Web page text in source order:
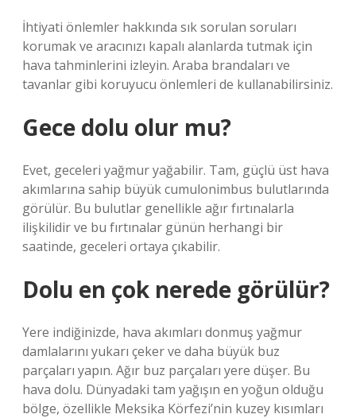
İhtiyati önlemler hakkında sık sorulan soruları
korumak ve aracınızı kapalı alanlarda tutmak için
hava tahminlerini izleyin. Araba brandaları ve
tavanlar gibi koruyucu önlemleri de kullanabilirsiniz.
Gece dolu olur mu?
Evet, geceleri yağmur yağabilir. Tam, güçlü üst hava
akımlarına sahip büyük cumulonimbus bulutlarında
görülür. Bu bulutlar genellikle ağır fırtınalarla
ilişkilidir ve bu fırtınalar günün herhangi bir
saatinde, geceleri ortaya çıkabilir.
Dolu en çok nerede görülür?
Yere indiğinizde, hava akımları donmuş yağmur
damlalarını yukarı çeker ve daha büyük buz
parçaları yapın. Ağır buz parçaları yere düşer. Bu
hava dolu. Dünyadaki tam yağışın en yoğun olduğu
bölge, özellikle Meksika Körfezi’nin kuzey kısımları